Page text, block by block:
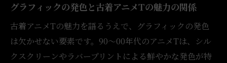
グラフィックの発色と古着アニメTの魅力の関係
古着アニメTの魅力を語るうえで、グラフィックの発色
は欠かせない要素です。90〜00年代のアニメTは、シル
クスクリーンやラバープリントによる鮮やかな発色が特